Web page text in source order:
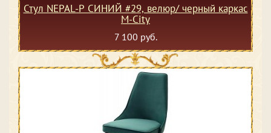
Стул NEPAL-P СИНИЙ #29, велюр/ черный каркас
М-City
7 100 руб.